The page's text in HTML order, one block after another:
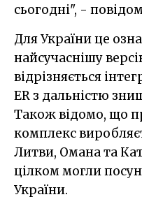
сьогодні", -
Для України це
найсучаснішу
відрізняється
ER з дальністю
Також відомо, що
комплекс
Литви, Омана та
цілком могли
України.